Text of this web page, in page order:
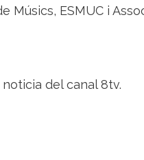
Músics, ESMUC i
del canal 8tv.